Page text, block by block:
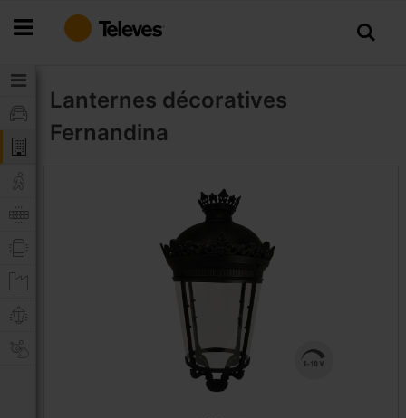
au
Lanternes décoratives
Fernandina